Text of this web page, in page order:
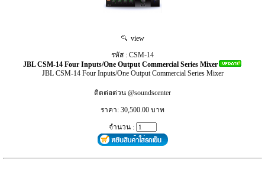
view
รหัส : CSM-14
JBL CSM-14 Four Inputs/One Output Commercial Series Mixer
JBL CSM-14 Four Inputs/One Output Commercial Series Mixer
ติดต่อด่วน @soundscenter
ราคา: 30,500.00 บาท
จำนวน :